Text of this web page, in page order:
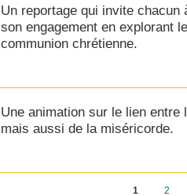
Un reportage qui invite
son engagement en explorant
communion chrétienne.
Une animation sur le lien
mais aussi de la miséricorde.
1 2